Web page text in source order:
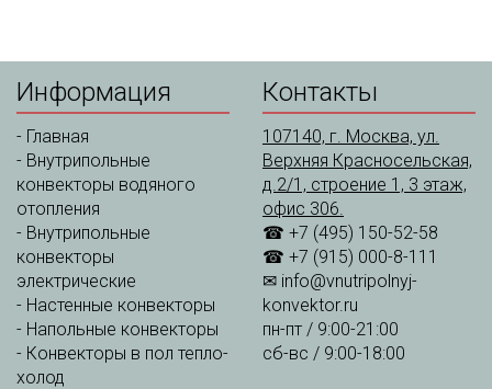
Информация
- Главная
- Внутрипольные
конвекторы водяного
отопления
- Внутрипольные
конвекторы
электрические
- Настенные конвекторы
- Напольные конвекторы
- Конвекторы в пол тепло-
холод
Контакты
107140, г. Москва, ул.
Верхняя Красносельская,
д.2/1, строение 1, 3 этаж,
офис 306.
☎ +7 (495) 150-52-58
☎ +7 (915) 000-8-111
✉ info@vnutripolnyj-
konvektor.ru
пн-пт / 9:00-21:00
сб-вс / 9:00-18:00